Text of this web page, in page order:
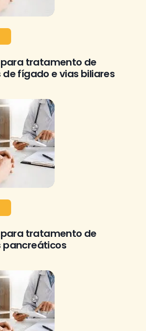
tratamento de
fígado e vias biliares
tratamento de
pancreáticos